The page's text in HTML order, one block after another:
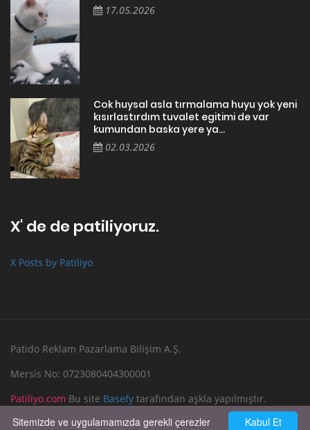
17.05.2026
Cok huysal asla tırmalama huyu yok yeni
kısırlastırdım tuvalet egitimi de var
kumundan baska yere ya...
02.03.2026
X' de de patiliyoruz.
X Posts by Patiliyo
Patido Reklam Pazarlama Bilişim A.Ş.
Mersis No: 0723080404300001
Patiliyo.com Bu site Basefy tarafından aşkla yapılmıştır.
Reklam Verin
Bize Yazın
Kabul Et
Sitemizde ve uygulamamızda gerekli çerezler